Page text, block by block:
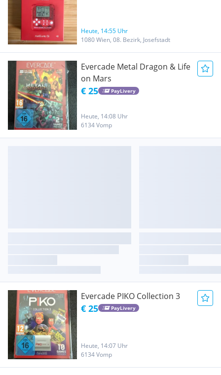
Heute, 14:55 Uhr
1080 Wien, 08. Bezirk, Josefstadt
Evercade Metal Dragon & Life
on Mars
€ 25 PayLivery
Heute, 14:08 Uhr
6134 Vomp
Evercade PIKO Collection 3
€ 25 PayLivery
Heute, 14:07 Uhr
6134 Vomp